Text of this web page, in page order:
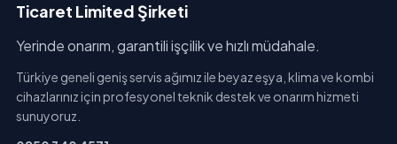
Ticaret Limited Şirketi
Yerinde onarım, garantili işçilik ve hızlı müdahale.
Türkiye geneli geniş servis ağımız ile beyaz eşya, klima ve kombi
cihazlarınız için profesyonel teknik destek ve onarım hizmeti
sunuyoruz.